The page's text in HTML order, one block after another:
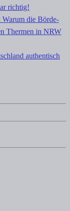
richtig!
die Börde-
Thermen in NRW
authentisch